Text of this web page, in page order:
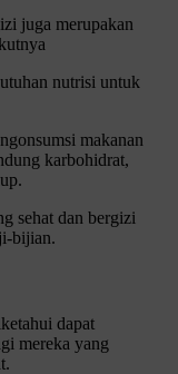
juga merupakan
nutrisi untuk
makanan
karbohidrat,
sehat dan bergizi
bijian.
dapat
mereka yang